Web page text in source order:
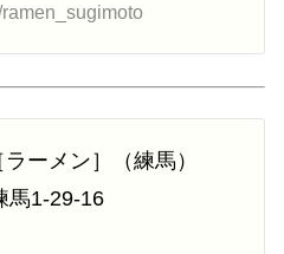
ラーメン］（練馬）
馬1-29-16